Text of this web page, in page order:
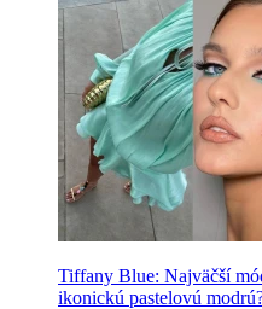
Tiffany Blue: Najväčší
ikonickú pastelovú